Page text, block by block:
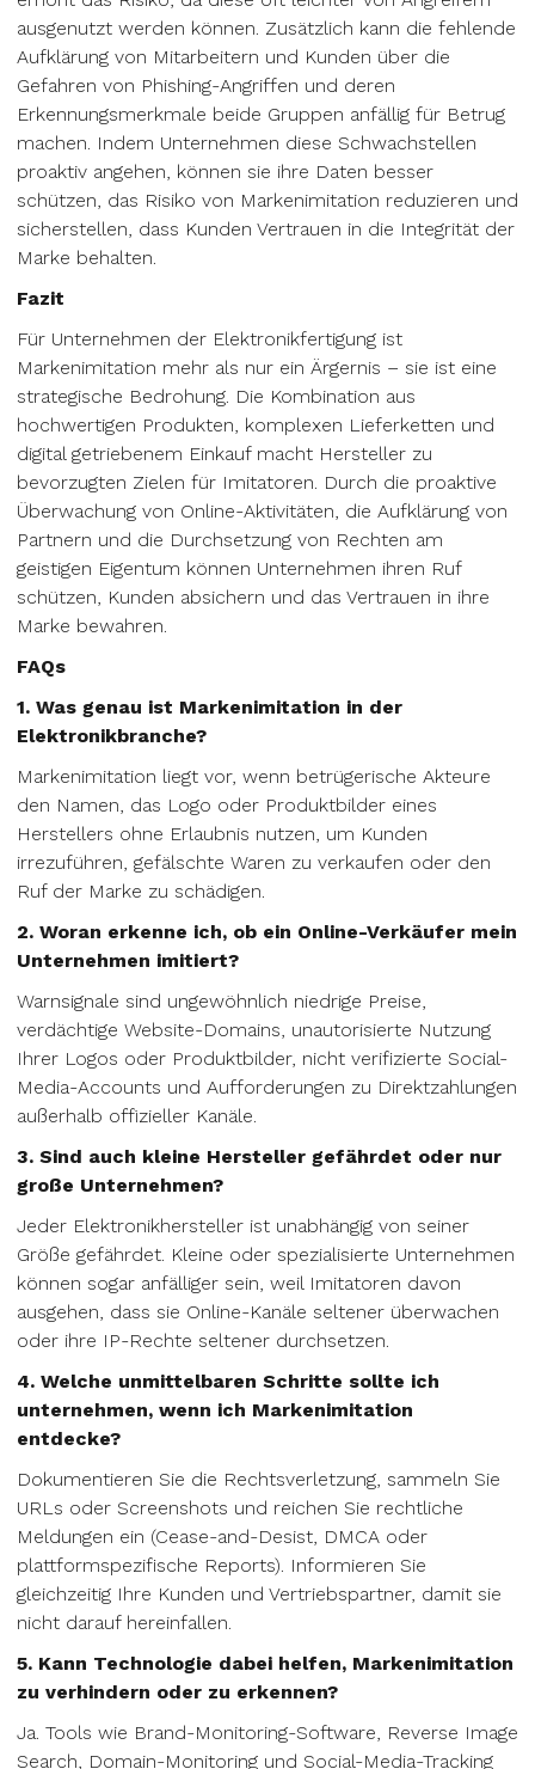
ausgenutzt werden können. Zusätzlich kann die fehlende
Aufklärung von Mitarbeitern und Kunden über die
Gefahren von Phishing-Angriffen und deren
Erkennungsmerkmale beide Gruppen anfällig für Betrug
machen. Indem Unternehmen diese Schwachstellen
proaktiv angehen, können sie ihre Daten besser
schützen, das Risiko von Markenimitation reduzieren und
sicherstellen, dass Kunden Vertrauen in die Integrität der
Marke behalten.
Fazit
Für Unternehmen der Elektronikfertigung ist
Markenimitation mehr als nur ein Ärgernis – sie ist eine
strategische Bedrohung. Die Kombination aus
hochwertigen Produkten, komplexen Lieferketten und
digital getriebenem Einkauf macht Hersteller zu
bevorzugten Zielen für Imitatoren. Durch die proaktive
Überwachung von Online-Aktivitäten, die Aufklärung von
Partnern und die Durchsetzung von Rechten am
geistigen Eigentum können Unternehmen ihren Ruf
schützen, Kunden absichern und das Vertrauen in ihre
Marke bewahren.
FAQs
1. Was genau ist Markenimitation in der
Elektronikbranche?
Markenimitation liegt vor, wenn betrügerische Akteure
den Namen, das Logo oder Produktbilder eines
Herstellers ohne Erlaubnis nutzen, um Kunden
irrezuführen, gefälschte Waren zu verkaufen oder den
Ruf der Marke zu schädigen.
2. Woran erkenne ich, ob ein Online-Verkäufer mein
Unternehmen imitiert?
Warnsignale sind ungewöhnlich niedrige Preise,
verdächtige Website-Domains, unautorisierte Nutzung
Ihrer Logos oder Produktbilder, nicht verifizierte Social-
Media-Accounts und Aufforderungen zu Direktzahlungen
außerhalb offizieller Kanäle.
3. Sind auch kleine Hersteller gefährdet oder nur
große Unternehmen?
Jeder Elektronikhersteller ist unabhängig von seiner
Größe gefährdet. Kleine oder spezialisierte Unternehmen
können sogar anfälliger sein, weil Imitatoren davon
ausgehen, dass sie Online-Kanäle seltener überwachen
oder ihre IP-Rechte seltener durchsetzen.
4. Welche unmittelbaren Schritte sollte ich
unternehmen, wenn ich Markenimitation
entdecke?
Dokumentieren Sie die Rechtsverletzung, sammeln Sie
URLs oder Screenshots und reichen Sie rechtliche
Meldungen ein (Cease-and-Desist, DMCA oder
plattformspezifische Reports). Informieren Sie
gleichzeitig Ihre Kunden und Vertriebspartner, damit sie
nicht darauf hereinfallen.
5. Kann Technologie dabei helfen, Markenimitation
zu verhindern oder zu erkennen?
Ja. Tools wie Brand-Monitoring-Software, Reverse Image
Search, Domain-Monitoring und Social-Media-Tracking